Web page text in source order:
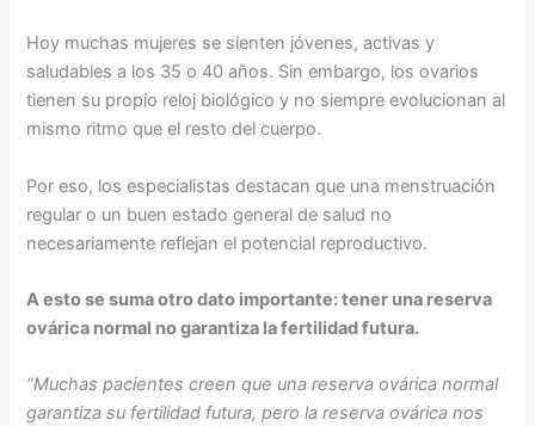
Hoy muchas mujeres se sienten jóvenes, activas y
saludables a los 35 o 40 años. Sin embargo, los ovarios
tienen su propio reloj biológico y no siempre evolucionan al
mismo ritmo que el resto del cuerpo.
Por eso, los especialistas destacan que una menstruación
regular o un buen estado general de salud no
necesariamente reflejan el potencial reproductivo.
A esto se suma otro dato importante: tener una reserva
ovárica normal no garantiza la fertilidad futura.
“Muchas pacientes creen que una reserva ovárica normal
garantiza su fertilidad futura, pero la reserva ovárica nos